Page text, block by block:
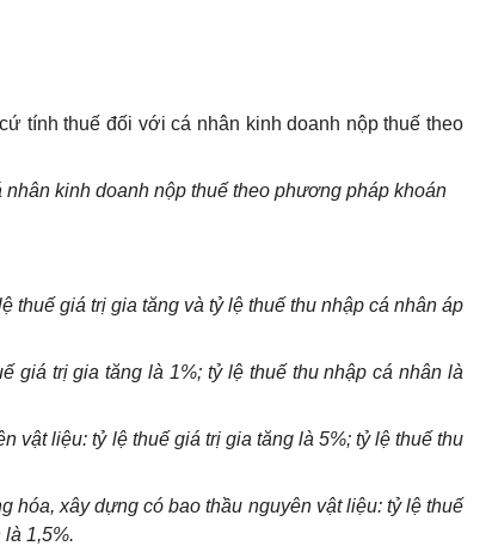
tính thuế đối với cá nhân kinh doanh nộp thuế theo
nhân kinh doanh nộp thuế theo phương pháp khoán
thuế giá trị gia tăng và tỷ lệ thuế thu nhập cá nhân áp
giá trị gia tăng là 1%; tỷ lệ thuế thu nhập cá nhân là
vật liệu: tỷ lệ thuế giá trị gia tăng là 5%; tỷ lệ thuế thu
hóa, xây dựng có bao thầu nguyên vật liệu: tỷ lệ thuế
là 1,5%.